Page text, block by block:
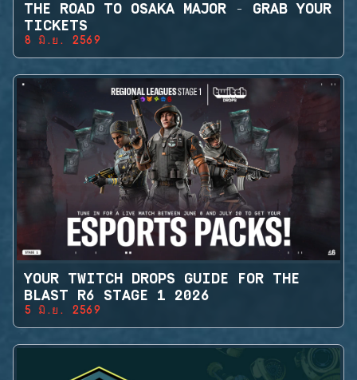
THE ROAD TO OSAKA MAJOR - GRAB YOUR
TICKETS
8 มิ.ย. 2569
YOUR TWITCH DROPS GUIDE FOR THE
BLAST R6 STAGE 1 2026
5 มิ.ย. 2569